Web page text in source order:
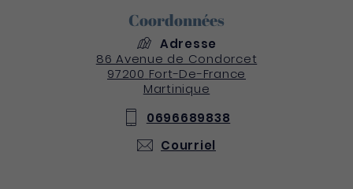
Coordonnées
Adresse
86 Avenue de Condorcet
97200 Fort-De-France
Martinique
0696689838
Courriel